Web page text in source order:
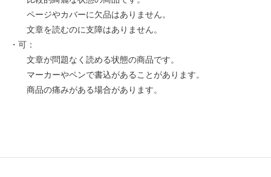
ページやカバーに欠品はありません。
文章を読むのに支障はありません。
・可：
文章が問題なく読める状態の商品です。
マーカーやペンで書込があることがあります。
商品の痛みがある場合があります。